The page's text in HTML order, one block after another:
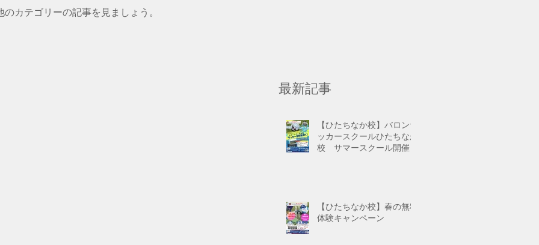
のカテゴリーの記事を見ましょう。
最新記事
【ひたちなか校】バロンサ
ッカースクールひたちなか
校 サマースクール開催！
【ひたちなか校】春の無料
体験キャンペーン